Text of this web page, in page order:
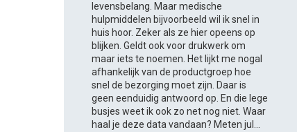
levensbelang. Maar medische
hulpmiddelen bijvoorbeeld wil ik snel in
huis hoor. Zeker als ze hier opeens op
blijken. Geldt ook voor drukwerk om
maar iets te noemen. Het lijkt me nogal
afhankelijk van de productgroep hoe
snel de bezorging moet zijn. Daar is
geen eenduidig antwoord op. En die lege
busjes weet ik ook zo net nog niet. Waar
haal je deze data vandaan? Meten jul...